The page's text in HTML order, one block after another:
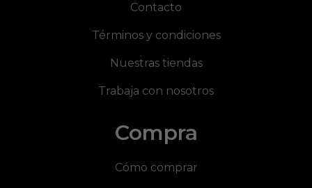
Contacto
Términos y condiciones
Nuestras tiendas
Trabaja con nosotros
Compra
Cómo comprar